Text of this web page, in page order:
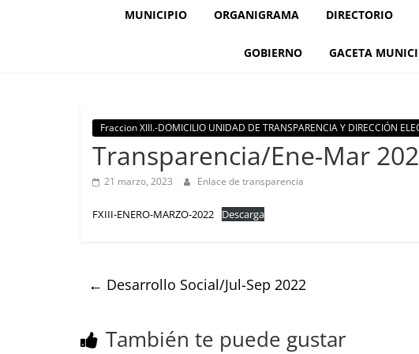
MUNICIPIO ORGANIGRAMA DIRECTORIO
GOBIERNO GACETA
Fraccion XIII.-DOMICILIO UNIDAD DE TRANSPARENCIA Y DIRECCIÓN
Transparencia/Ene-Mar
21 marzo, 2023 Enlace de transparencia
FXIII-ENERO-MARZO-2022 Descarga
← Desarrollo Social/Jul-Sep 2022
También te puede gustar